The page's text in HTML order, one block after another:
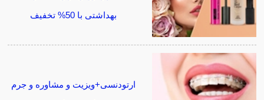
بهداشتی با 50% تخفیف
ارتودنسی+ویزیت و مشاوره و جرم